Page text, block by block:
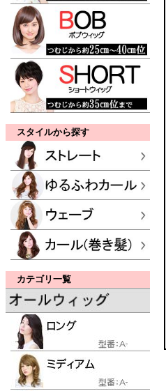
スタイルから探す
カテゴリ一覧